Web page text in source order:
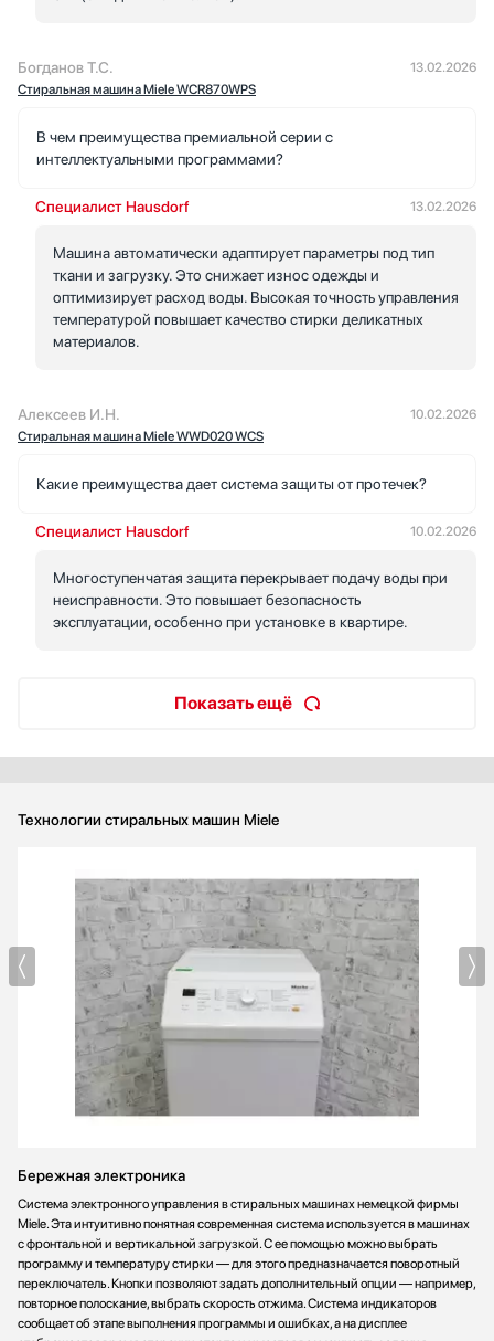
Богданов Т.С.
Стиральная машина Miele WCR870WPS
13.02.2026
В чем преимущества премиальной серии с
интеллектуальными программами?
Специалист Hausdorf 13.02.2026
Машина автоматически адаптирует параметры под тип
ткани и загрузку. Это снижает износ одежды и
оптимизирует расход воды. Высокая точность управления
температурой повышает качество стирки деликатных
материалов.
Алексеев И.Н.
Стиральная машина Miele WWD020 WCS
10.02.2026
Какие преимущества дает система защиты от протечек?
Специалист Hausdorf 10.02.2026
Многоступенчатая защита перекрывает подачу воды при
неисправности. Это повышает безопасность
эксплуатации, особенно при установке в квартире.
Показать ещё
Технологии стиральных машин Miele
Бережная электроника
Система электронного управления в стиральных машинах немецкой фирмы
Miele. Эта интуитивно понятная современная система используется в машинах
с фронтальной и вертикальной загрузкой. С ее помощью можно выбрать
программу и температуру стирки — для этого предназначается поворотный
переключатель. Кнопки позволяют задать дополнительный опции — например,
повторное полоскание, выбрать скорость отжима. Система индикаторов
сообщает об этапе выполнения программы и ошибках, а на дисплее